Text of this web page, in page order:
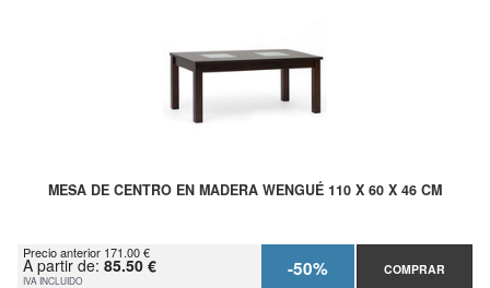
MESA DE CENTRO EN MADERA WENGUÉ 110 X 60 X 46 CM
Precio anterior 171.00 €
A partir de: 85.50 €
IVA INCLUIDO -50% COMPRAR